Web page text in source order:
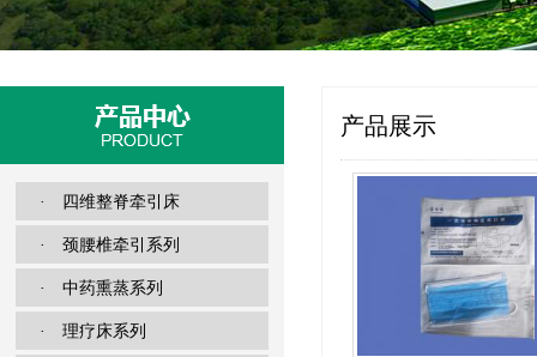
· 四维整脊牵引床
· 颈腰椎牵引系列
· 中药熏蒸系列
· 理疗床系列
产品展示